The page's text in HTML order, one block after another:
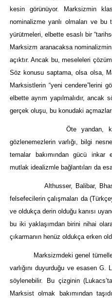
kesin görünüyor. Marksizmin
nominalizme yanlı olmaları ve bu
yürütmeleri, elbette esaslı bir
Marksizm aranacaksa
açıktır. Ancak bu, meseleleri
Söz konusu saptama, olsa olsa,
Marksistlerin “yeni cendere”lerini
elbette ayrım yapılmalıdır,
gerçek oluşu, bu konudaki
Öte yandan, kavram
gözlenemezlerin varlığı, bilgi
temalar bakımından gücü inkar
mutlak idealizmle bağlantıları da
Althusser, Balibar,
felsefecilerin çalışmaları da
ve oldukça derin olduğu kanısı
bu iki yaklaşımdan birini nihai
çıkarmanın henüz oldukça erken
Marksizmdeki genel tümeller
varlığını duyurduğu ve esasen G.
söylenebilir. Bu çizginin
Marksist olmak bakımından